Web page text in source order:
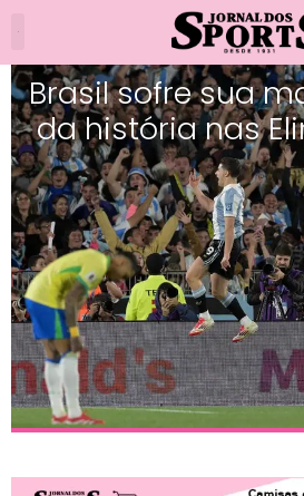
Brasil sofre sua
da história nas